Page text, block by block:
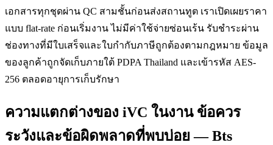
เอกสารทุกชุดผ่าน QC สามชั้นก่อนส่งสถานทูต เราเปิดเผยราคา
แบบ flat-rate ก่อนเริ่มงาน ไม่มีค่าใช้จ่ายซ่อนเร้น รับชำระผ่าน
ช่องทางที่มีใบเสร็จและใบกำกับภาษีถูกต้องตามกฎหมาย ข้อมูล
ของลูกค้าถูกจัดเก็บภายใต้ PDPA Thailand และเข้ารหัส AES-
256 ตลอดอายุการเก็บรักษา
ความแตกต่างของ iVC ในงาน ข้อควร
ระวังและข้อผิดพลาดที่พบบ่อย — Bts